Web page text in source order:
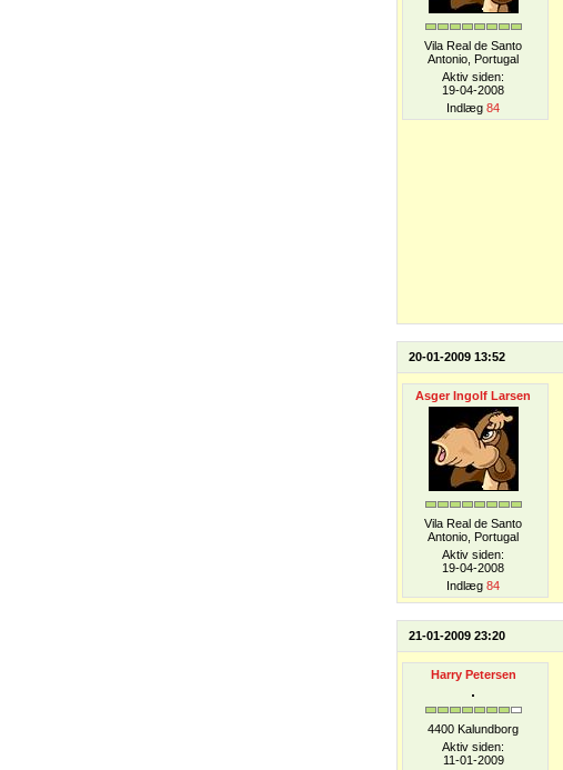
Vila Real de Santo
Antonio, Portugal
Aktiv siden:
19-04-2008
Indlæg 84
20-01-2009 13:52
Asger Ingolf Larsen
Vila Real de Santo
Antonio, Portugal
Aktiv siden:
19-04-2008
Indlæg 84
21-01-2009 23:20
Harry Petersen
4400 Kalundborg
Aktiv siden:
11-01-2009